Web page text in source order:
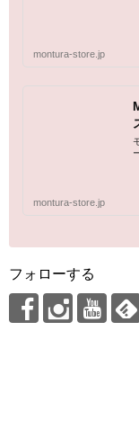
montura-store.jp
montura-store.jp
フォローする